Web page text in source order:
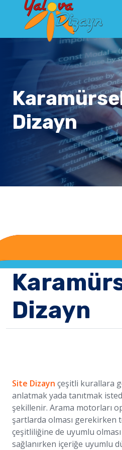
Dizayn
Dizayn
Site Dizayn çeşitli kurallara
anlatmak yada tanıtmak
şekillenir. Arama motorları
şartlarda olması gerekirken
çeşitliliğine de uyumlu
sağlanırken içeriğe uyumlu